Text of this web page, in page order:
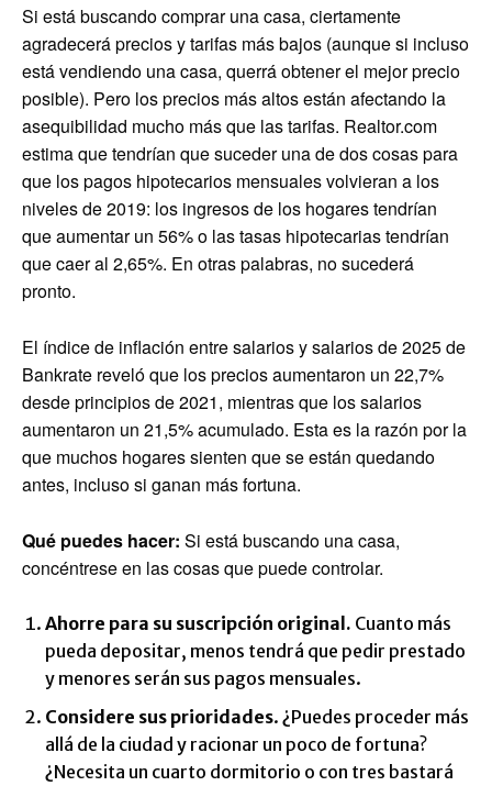
Si está buscando comprar una casa, ciertamente
agradecerá precios y tarifas más bajos (aunque si incluso
está vendiendo una casa, querrá obtener el mejor precio
posible). Pero los precios más altos están afectando la
asequibilidad mucho más que las tarifas. Realtor.com
estima que tendrían que suceder una de dos cosas para
que los pagos hipotecarios mensuales volvieran a los
niveles de 2019: los ingresos de los hogares tendrían
que aumentar un 56% o las tasas hipotecarias tendrían
que caer al 2,65%. En otras palabras, no sucederá
pronto.
El índice de inflación entre salarios y salarios de 2025 de
Bankrate reveló que los precios aumentaron un 22,7%
desde principios de 2021, mientras que los salarios
aumentaron un 21,5% acumulado. Esta es la razón por la
que muchos hogares sienten que se están quedando
antes, incluso si ganan más fortuna.
Qué puedes hacer: Si está buscando una casa,
concéntrese en las cosas que puede controlar.
Ahorre para su suscripción original. Cuanto más
pueda depositar, menos tendrá que pedir prestado
y menores serán sus pagos mensuales.
Considere sus prioridades. ¿Puedes proceder más
allá de la ciudad y racionar un poco de fortuna?
¿Necesita un cuarto dormitorio o con tres bastará